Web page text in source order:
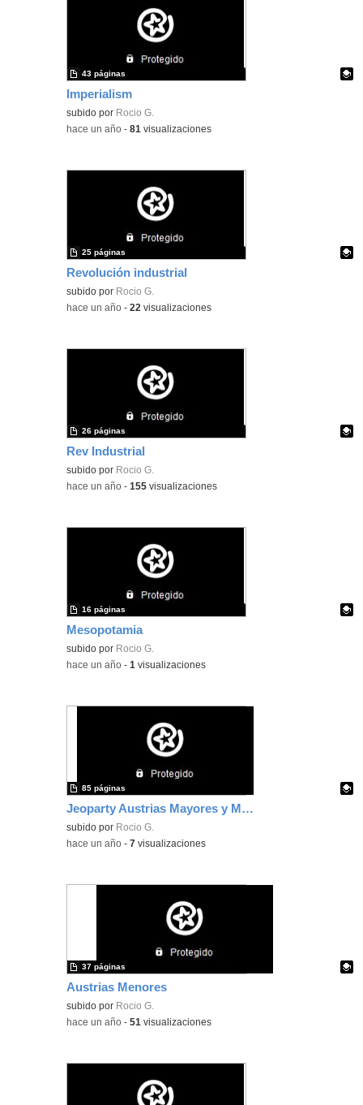
Imperialism
Contenido educativo.
subido por Rocio G.
43 páginas
-hace un año -81 visualizaciones
Revolución industrial
Contenido educativo.
subido por Rocio G.
25 páginas
-hace un año -22 visualizaciones
Rev Industrial
Contenido educativo.
subido por Rocio G.
26 páginas
-hace un año -155 visualizaciones
Mesopotamia
Contenido educativo.
subido por Rocio G.
16 páginas
-hace un año -1 visualizaciones
Jeoparty Austrias Mayores y Menores
Contenido educativo.
subido por Rocio G.
85 páginas
-hace un año -7 visualizaciones
Austrias Menores
Contenido educativo.
subido por Rocio G.
37 páginas
-hace un año -51 visualizaciones